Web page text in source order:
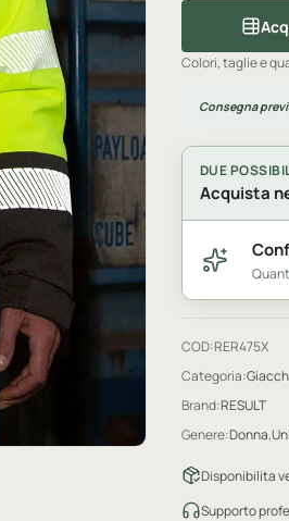
Colori, taglie e
Consegna
DUE
Acquista
COD:RER475X
Categoria:
Brand:RESULT
Genere:Donna,
Disponibilita
Supporto